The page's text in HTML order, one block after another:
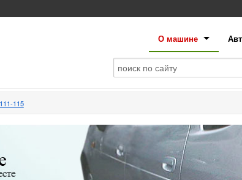
О машине
115